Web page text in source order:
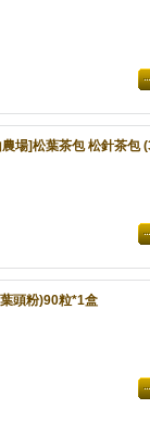
場]松葉茶包 松針茶包
頭粉)90粒*1盒